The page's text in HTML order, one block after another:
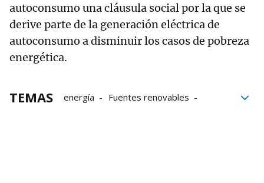
autoconsumo una cláusula social por la que se
derive parte de la generación eléctrica de
autoconsumo a disminuir los casos de pobreza
energética.
TEMAS energía
Fuentes renovables